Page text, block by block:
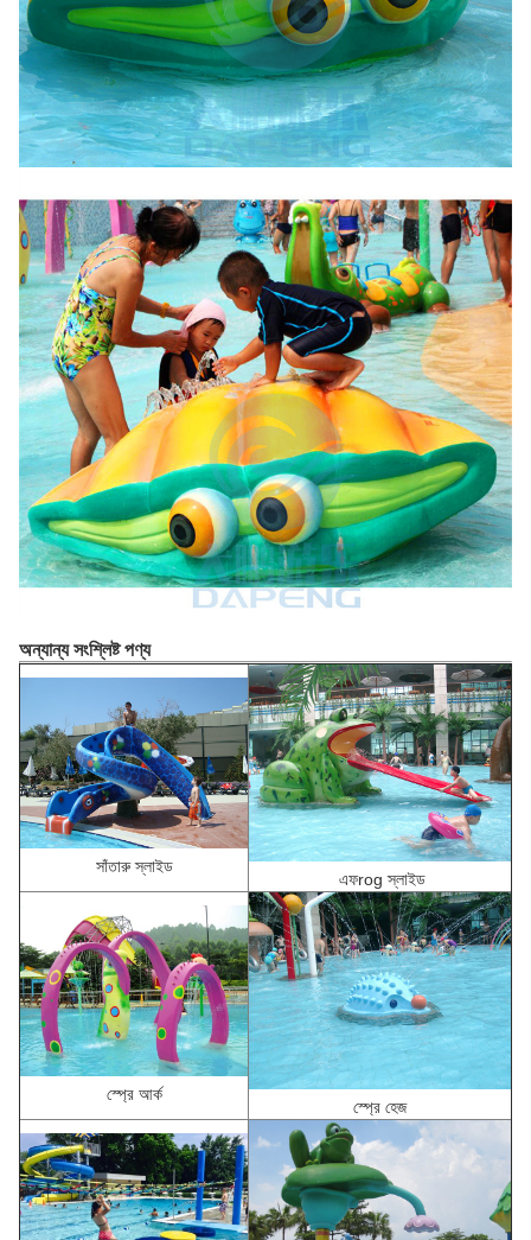
অন্যান্য সংশ্লিষ্ট পণ্য
সাঁতারু স্লাইড
এফrog স্লাইড
স্প্রে আর্ক
স্প্রে হেজ